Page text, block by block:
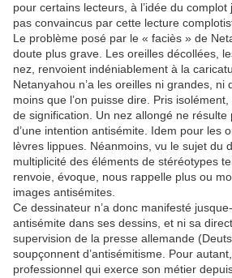
pour certains lecteurs, à l’idée du
pas convaincus par cette lecture
Le problème posé par le « faciès » de
doute plus grave. Les oreilles décollées,
nez, renvoient indéniablement à la
Netanyahou n’a les oreilles ni grandes, ni
moins que l’on puisse dire. Pris
de signification. Un nez allongé ne résulte
d’une intention antisémite. Idem pour les
lèvres lippues. Néanmoins, vu le sujet du
multiplicité des éléments de stéréotypes
renvoie, évoque, nous rappelle plus ou
images antisémites.
Ce dessinateur n’a donc manifesté
antisémite dans ses dessins, et ni sa
supervision de la presse allemande
soupçonnent d’antisémitisme. Pour autant,
professionnel qui exerce son métier